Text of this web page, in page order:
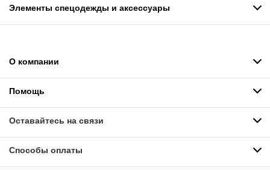
Элементы спецодежды и аксессуары
О компании
Помощь
Оставайтесь на связи
Способы оплаты